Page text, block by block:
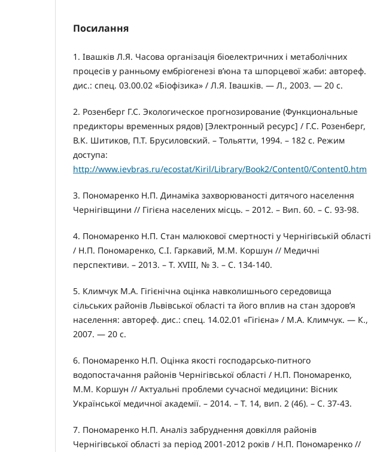
Посилання
1. Івашків Л.Я. Часова організація біоелектричних і метаболічних
процесів у ранньому ембріогенезі в’юна та шпорцевої жаби: автореф.
дис.: спец. 03.00.02 «Біофізика» / Л.Я. Івашків. — Л., 2003. — 20 с.
2. Розенберг Г.С. Экологическое прогнозирование (Функциональные
предикторы временных рядов) [Электронный ресурс] / Г.С. Розенберг,
В.К. Шитиков, П.Т. Брусиловский. – Тольятти, 1994. – 182 с. Режим
доступа:
http://www.ievbras.ru/ecostat/Kiril/Library/Book2/Content0/Content0.htm
3. Пономаренко Н.П. Динаміка захворюваності дитячого населення
Чернігівщини // Гігієна населених місць. – 2012. – Вип. 60. – С. 93-98.
4. Пономаренко Н.П. Стан малюкової смертності у Чернігівській області
/ Н.П. Пономаренко, С.І. Гаркавий, М.М. Коршун // Медичні
перспективи. – 2013. – Т. XVIII, № 3. – С. 134-140.
5. Климчук М.А. Гігієнічна оцінка навколишнього середовища
сільських районів Львівської області та його вплив на стан здоров’я
населення: автореф. дис.: спец. 14.02.01 «Гігієна» / М.А. Климчук. — К.,
2007. — 20 с.
6. Пономаренко Н.П. Оцінка якості господарсько-питного
водопостачання районів Чернігівської області / Н.П. Пономаренко,
М.М. Коршун // Актуальні проблеми сучасної медицини: Вісник
Української медичної академії. – 2014. – Т. 14, вип. 2 (46). – С. 37-43.
7. Пономаренко Н.П. Аналіз забруднення довкілля районів
Чернігівської області за період 2001-2012 років / Н.П. Пономаренко //